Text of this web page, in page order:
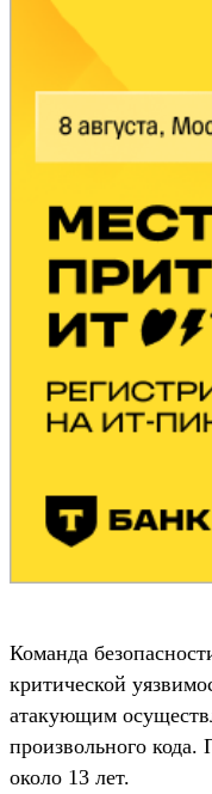
Команда
критической
атакующим
произвольного кода.
около 13 лет.